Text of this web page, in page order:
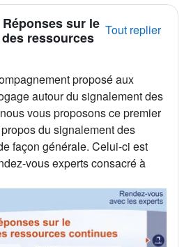
sur le
ressources
Tout replier
proposé aux
autour du signalement des
vous proposons ce premier
du signalement des
façon générale. Celui-ci est
vous experts consacré à